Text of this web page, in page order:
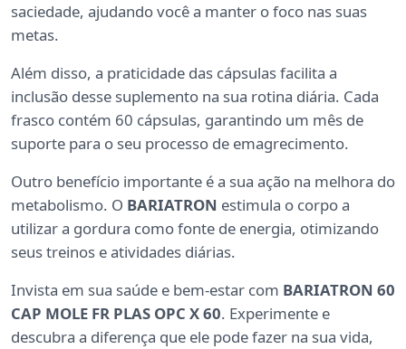
saciedade, ajudando você a manter o foco nas suas
metas.
Além disso, a praticidade das cápsulas facilita a
inclusão desse suplemento na sua rotina diária. Cada
frasco contém 60 cápsulas, garantindo um mês de
suporte para o seu processo de emagrecimento.
Outro benefício importante é a sua ação na melhora do
metabolismo. O BARIATRON estimula o corpo a
utilizar a gordura como fonte de energia, otimizando
seus treinos e atividades diárias.
Invista em sua saúde e bem-estar com BARIATRON 60
CAP MOLE FR PLAS OPC X 60. Experimente e
descubra a diferença que ele pode fazer na sua vida,